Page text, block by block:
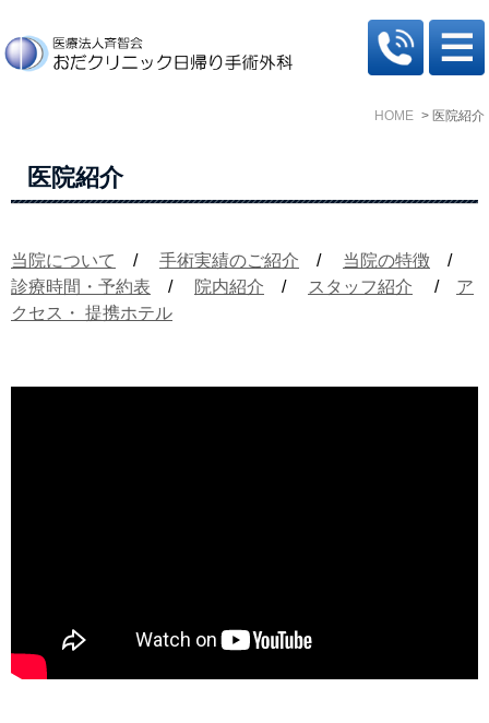
HOME 医院紹介
医院紹介
当院について / 手術実績のご紹介 / 当院の特徴 /
診療時間・予約表 / 院内紹介 / スタッフ紹介 / ア
クセス・ 提携ホテル